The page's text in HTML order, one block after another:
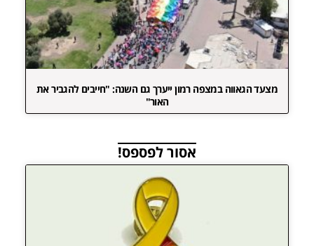
מצעד הגאווה במצפה רמון ייערך גם השנה: "חייבים להגביר את
האור"
אסור לפספס!